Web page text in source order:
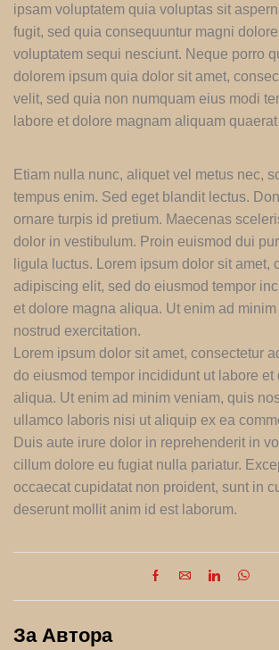
ipsam voluptatem quia voluptas sit
fugit, sed quia consequuntur magni
voluptatem sequi nesciunt. Neque porro
dolorem ipsum quia dolor sit amet,
velit, sed quia non numquam eius modi
labore et dolore magnam aliquam
Etiam nulla nunc, aliquet vel metus nec,
tempus enim. Sed eget blandit lectus.
ornare turpis id pretium. Maecenas
dolor in vestibulum. Proin euismod dui
ligula luctus. Lorem ipsum dolor sit amet,
adipiscing elit, sed do eiusmod tempor
et dolore magna aliqua. Ut enim ad
nostrud exercitation.
Lorem ipsum dolor sit amet, consectetur
do eiusmod tempor incididunt ut labore et
aliqua. Ut enim ad minim veniam, quis
ullamco laboris nisi ut aliquip ex ea
Duis aute irure dolor in reprehenderit in
cillum dolore eu fugiat nulla pariatur.
occaecat cupidatat non proident, sunt in
deserunt mollit anim id est laborum.
За Автора